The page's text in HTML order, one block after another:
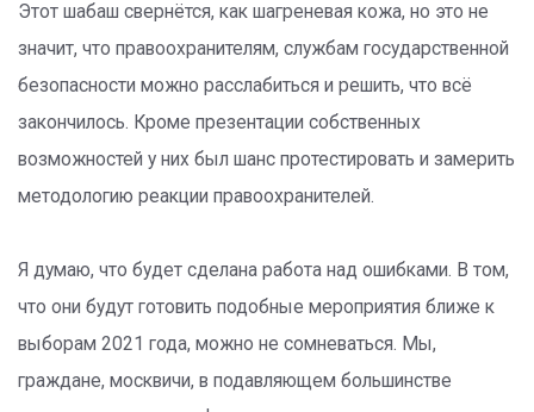
Этот шабаш свернётся, как шагреневая кожа, но это не
значит, что правоохранителям, службам государственной
безопасности можно расслабиться и решить, что всё
закончилось. Кроме презентации собственных
возможностей у них был шанс протестировать и замерить
методологию реакции правоохранителей.
Я думаю, что будет сделана работа над ошибками. В том,
что они будут готовить подобные мероприятия ближе к
выборам 2021 года, можно не сомневаться. Мы,
граждане, москвичи, в подавляющем большинстве